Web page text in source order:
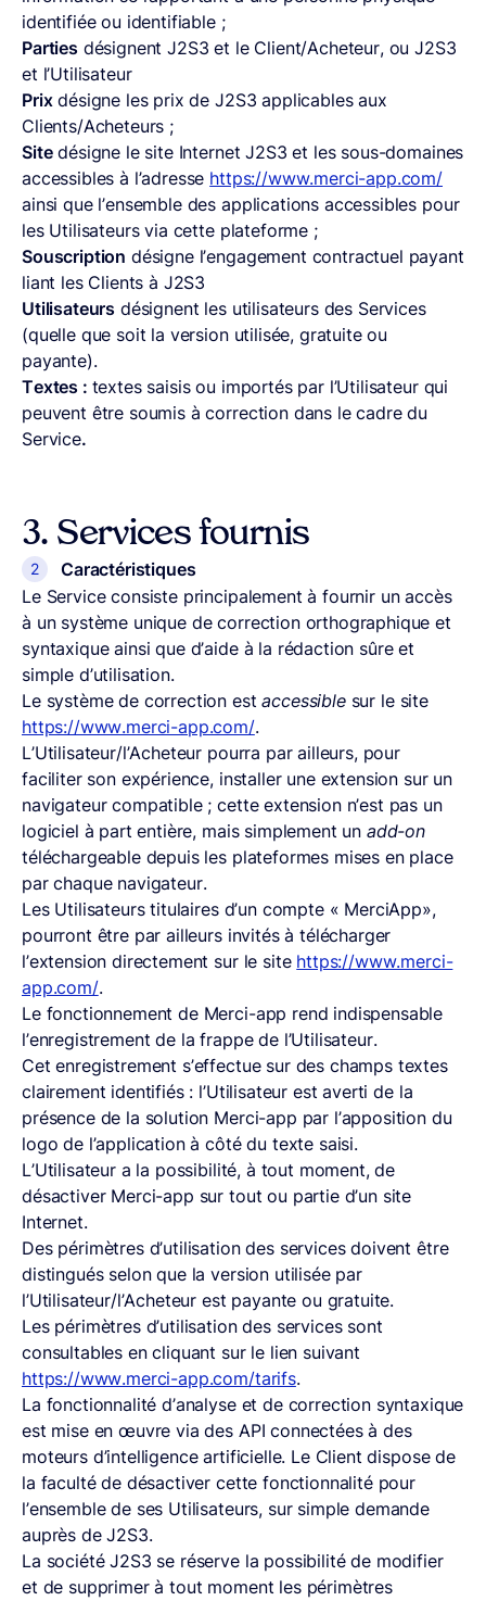
identifiée ou identifiable ;
Partiesdésignent J2S3 et le Client/Acheteur, ou J2S3
et l’Utilisateur
Prixdésigne les prix de J2S3 applicables aux
Clients/Acheteurs ;
Sitedésigne le site Internet J2S3 et les sous-domaines
accessibles à l’adresse https://www.merci-app.com/
ainsi que l’ensemble des applications accessibles pour
les Utilisateurs via cette plateforme ;
Souscription désigne l’engagement contractuel payant
liant les Clients à J2S3
Utilisateurs désignent les utilisateurs des Services
(quelle que soit la version utilisée, gratuite ou
payante).
Textes : textes saisis ou importés par l’Utilisateur qui
peuvent être soumis à correction dans le cadre du
Service.
3. Services fournis
Caractéristiques
Le Service consiste principalement à fournir un accès
à un système unique de correction orthographique et
syntaxique ainsi que d’aide à la rédaction sûre et
simple d’utilisation.
Le système de correction estaccessiblesur le site
https://www.merci-app.com/.
L’Utilisateur/l’Acheteur pourra par ailleurs, pour
faciliter son expérience, installer une extension sur un
navigateur compatible ; cette extension n’est pas un
logiciel à part entière, mais simplement un add-on
téléchargeable depuis les plateformes mises en place
par chaque navigateur.
Les Utilisateurs titulaires d’un compte « MerciApp»,
pourront être par ailleurs invités à télécharger
l’extension directement sur le site https://www.merci-
app.com/.
Le fonctionnement de Merci-app rend indispensable
l’enregistrement de la frappe de l’Utilisateur.
Cet enregistrement s’effectue sur des champs textes
clairement identifiés : l’Utilisateur est averti de la
présence de la solution Merci-app par l’apposition du
logo de l’application à côté du texte saisi.
L’Utilisateur a la possibilité, à tout moment, de
désactiver Merci-app sur tout ou partie d’un site
Internet.
Des périmètres d’utilisation des services doivent être
distingués selon que la version utilisée par
l’Utilisateur/l’Acheteur est payante ou gratuite.
Les périmètres d’utilisation des services sont
consultables en cliquant sur le lien suivant
https://www.merci-app.com/tarifs.
La fonctionnalité d’analyse et de correction syntaxique
est mise en œuvre via des API connectées à des
moteurs d’intelligence artificielle. Le Client dispose de
la faculté de désactiver cette fonctionnalité pour
l’ensemble de ses Utilisateurs, sur simple demande
auprès de J2S3.
La société J2S3 se réserve la possibilité de modifier
et de supprimer à tout moment les périmètres